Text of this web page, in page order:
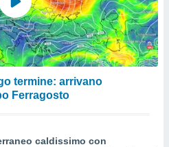
termine: arrivano
Ferragosto
caldissimo con